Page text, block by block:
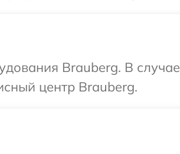
Brauberg. В случае
центр Brauberg.